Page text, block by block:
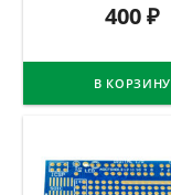
400₽
В КОРЗИНУ